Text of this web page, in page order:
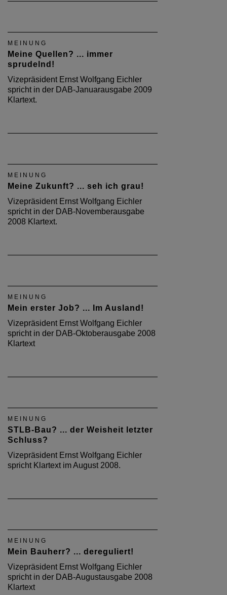
MEINUNG
Meine Quellen? ... immer
sprudelnd!
Vizepräsident Ernst Wolfgang Eichler
spricht in der DAB-Januarausgabe 2009
Klartext.
MEINUNG
Meine Zukunft? ... seh ich grau!
Vizepräsident Ernst Wolfgang Eichler
spricht in der DAB-Novemberausgabe
2008 Klartext.
MEINUNG
Mein erster Job? ... Im Ausland!
Vizepräsident Ernst Wolfgang Eichler
spricht in der DAB-Oktoberausgabe 2008
Klartext
MEINUNG
STLB-Bau? ... der Weisheit letzter
Schluss?
Vizepräsident Ernst Wolfgang Eichler
spricht Klartext im August 2008.
MEINUNG
Mein Bauherr? ... dereguliert!
Vizepräsident Ernst Wolfgang Eichler
spricht in der DAB-Augustausgabe 2008
Klartext